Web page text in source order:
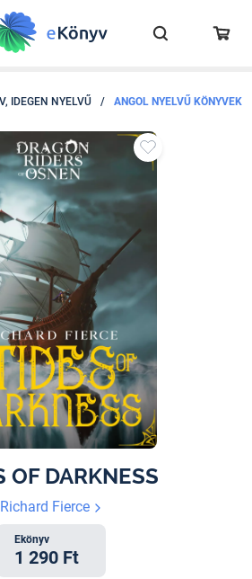
IDEGEN NYELVŰ / ANGOL NYELVŰ KÖNYVEK
OF DARKNESS
Richard Fierce
Ekönyv
1 290 Ft